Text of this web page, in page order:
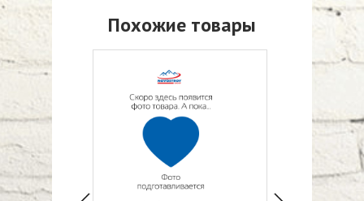
Похожие товары